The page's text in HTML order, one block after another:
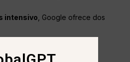
intensivo , Google ofrece dos
(Google One AI